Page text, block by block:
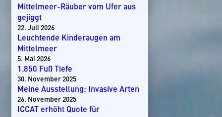
Mittelmeer-Räuber vom Ufer aus
gejiggt
22. Juli 2026
Leuchtende Kinderaugen am
Mittelmeer
5. Mai 2026
1.850 Fuß Tiefe
30. November 2025
Meine Ausstellung: Invasive Arten
26. November 2025
ICCAT erhöht Quote für